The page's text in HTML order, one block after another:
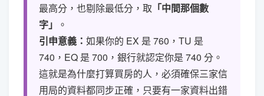
最高分，也剔除最低分，取 「中間那個數
字」
。
引申意義： 如果你的 EX 是 760，TU 是
740，EQ 是 700，銀行就認定你是 740 分。
這就是為什麼打算買房的人，必須確保三家信
用局的資料都同步正確，只要有一家資料出錯